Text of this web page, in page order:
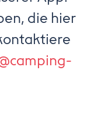
die hier